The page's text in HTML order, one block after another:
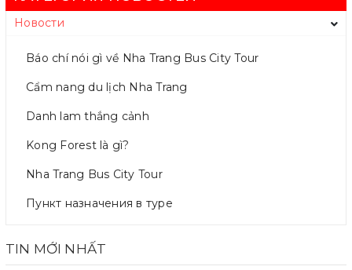
Новости
Báo chí nói gì về Nha Trang Bus City Tour
Cẩm nang du lịch Nha Trang
Danh lam thắng cảnh
Kong Forest là gì?
Nha Trang Bus City Tour
Пункт назначения в туре
TIN MỚI NHẤT